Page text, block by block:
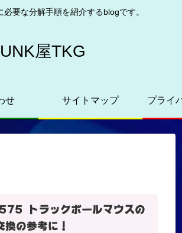
要な分解手順を紹介するblogです。
屋TKG
せ サイトマップ プライ
トラックボールマウスの
の参考に！